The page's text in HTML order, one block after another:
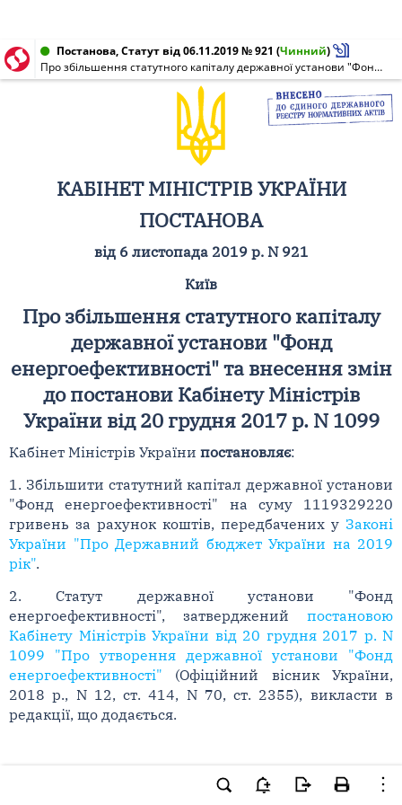
Постанова, Статут від 06.11.2019 № 921 (Чинний)
Про збільшення статутного капіталу державної установи "Фонд енергоефективності" та внесення змін до постанови Кабінету Міністрів України від 20 грудня 2017 р. N 1099